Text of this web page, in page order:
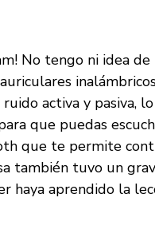
No tengo ni idea de
activa y pasiva,
que puedas
que te permite
también tuvo un
haya aprendido la